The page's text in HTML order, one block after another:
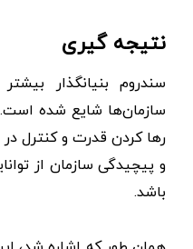
نتیجه گیری
سندروم بنیانگذار
سازمان‌ها شایع شده است.
رها کردن قدرت و کنترل
و پیچیدگی سازمان از
باشد.